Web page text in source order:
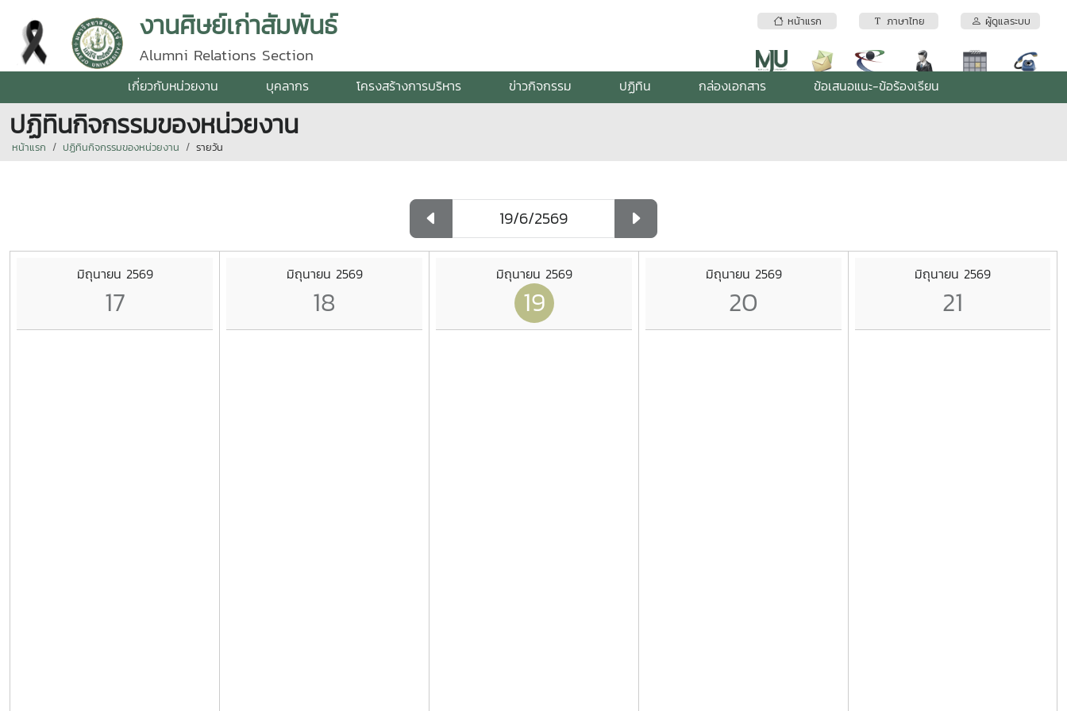
หน้าแรก ภาษาไทย ผู้ดูแลระบบ
งานศิษย์เก่าสัมพันธ์
Alumni Relations Section
เกี่ยวกับหน่วยงาน บุคลากร โครงสร้างการบริหาร ข่าวกิจกรรม ปฏิทิน กล่องเอกสาร ข้อเสนอแนะ-ข้อร้องเรียน
ปฏิทินกิจกรรมของหน่วยงาน
หน้าแรก ปฏิทินกิจกรรมของหน่วยงาน รายวัน
มิถุนายน 2569
17
มิถุนายน 2569
18
มิถุนายน 2569
19
มิถุนายน 2569
20
มิถุนายน 2569
21